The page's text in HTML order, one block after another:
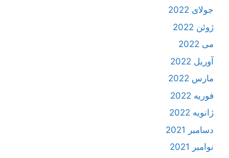
جولای 2022
ژوئن 2022
می 2022
آوریل 2022
مارس 2022
فوریه 2022
ژانویه 2022
دسامبر 2021
نوامبر 2021